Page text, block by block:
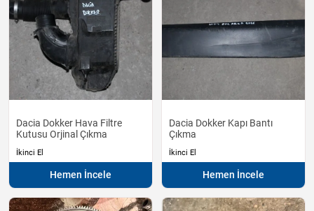
Dacia Dokker Hava Filtre
Kutusu Orjinal Çıkma
İkinci El
Hemen İncele
Dacia Dokker Kapı Bantı
Çıkma
İkinci El
Hemen İncele